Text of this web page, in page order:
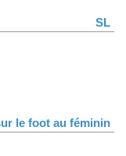
SL
le foot au féminin